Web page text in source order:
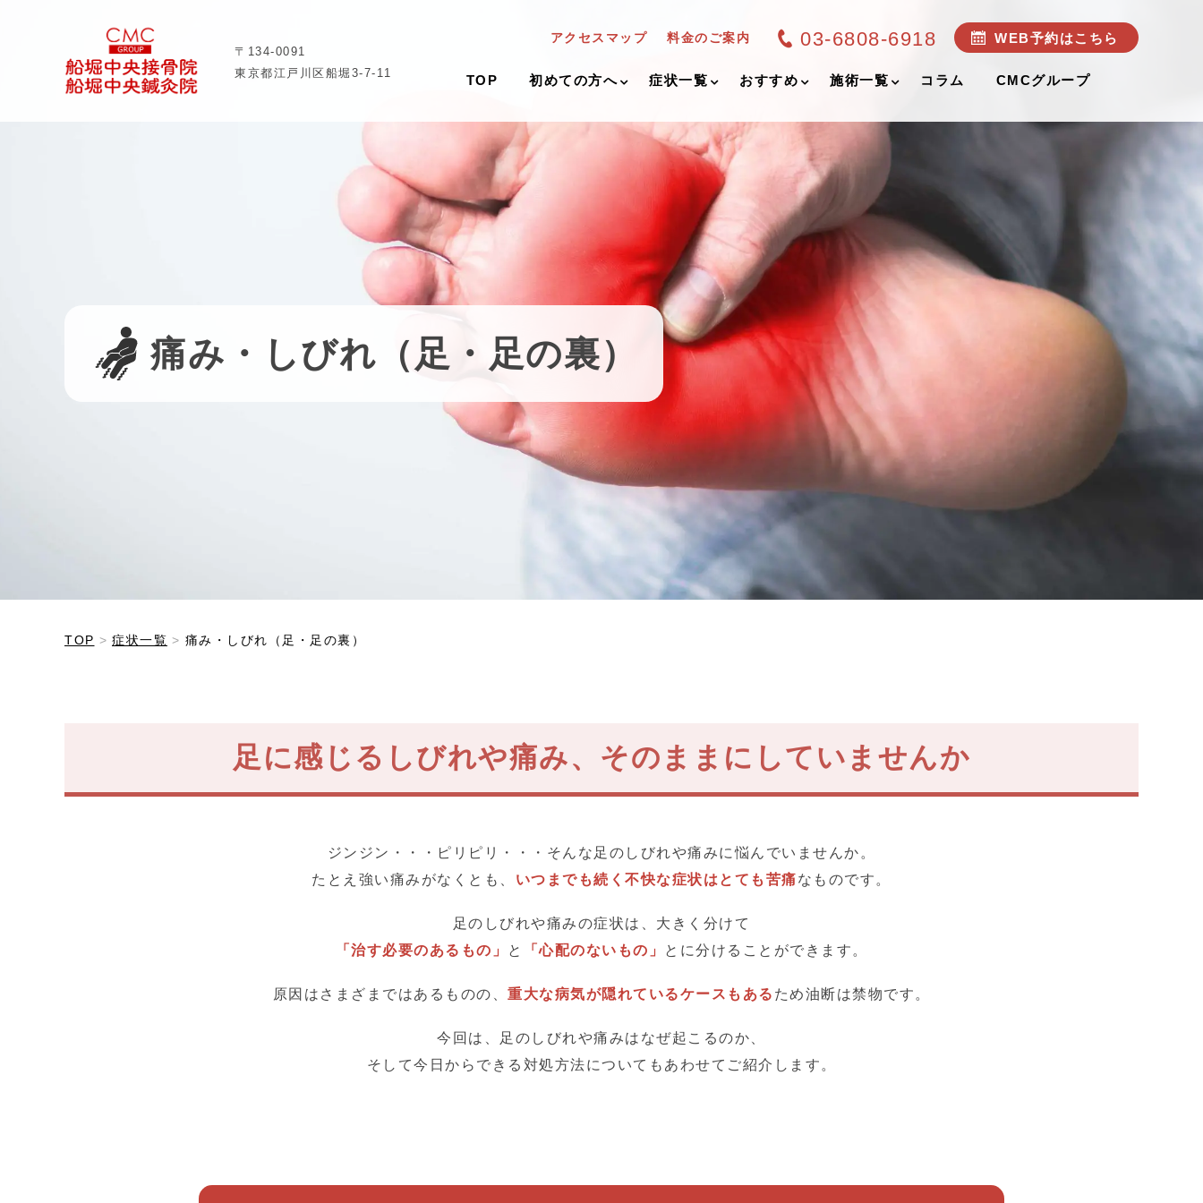
〒134-0091
東京都江戸川区船堀3-7-11
アクセスマップ 料金のご案内 03-6808-6918 WEB予約はこちら
TOP 初めての方へ 症状一覧 おすすめ 施術一覧 コラム CMCグループ
痛み・しびれ（足・足の裏）
TOP 症状一覧 痛み・しびれ（足・足の裏）
足に感じるしびれや痛み、 そのままにしていませんか
ジンジン・・・ピリピリ・・・そんな足のしびれや痛みに悩んでいませんか。
たとえ強い痛みがなくとも、 いつまでも続く不快な症状はとても苦痛なものです。
足のしびれや痛みの症状は、大きく分けて
「治す必要のあるもの」
と 「心配のないもの」 とに分けることができます。
原因はさまざまではあるものの、 重大な病気が隠れているケースもある ため油断は禁物です。
今回は、足のしびれや痛みはなぜ起こるのか、
そして今日からできる対処方法についてもあわせてご紹介します。